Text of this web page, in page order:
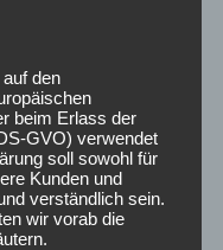
den
beim Erlass der
GVO) verwendet
soll sowohl für
Kunden und
verständlich sein.
wir vorab die